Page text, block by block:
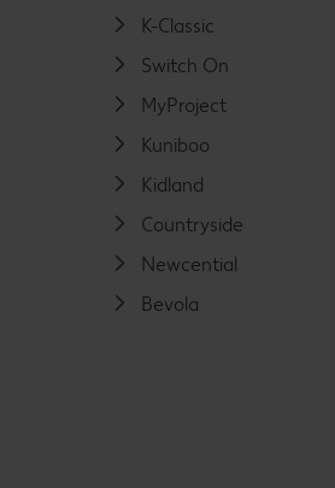
K-Classic
Switch On
MyProject
Kuniboo
Kidland
Countryside
Newcential
Bevola